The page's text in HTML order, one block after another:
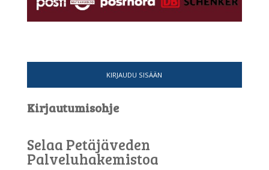
KIRJAUDU SISÄÄN
Kirjautumisohje
Selaa Petäjäveden
Palveluhakemistoa